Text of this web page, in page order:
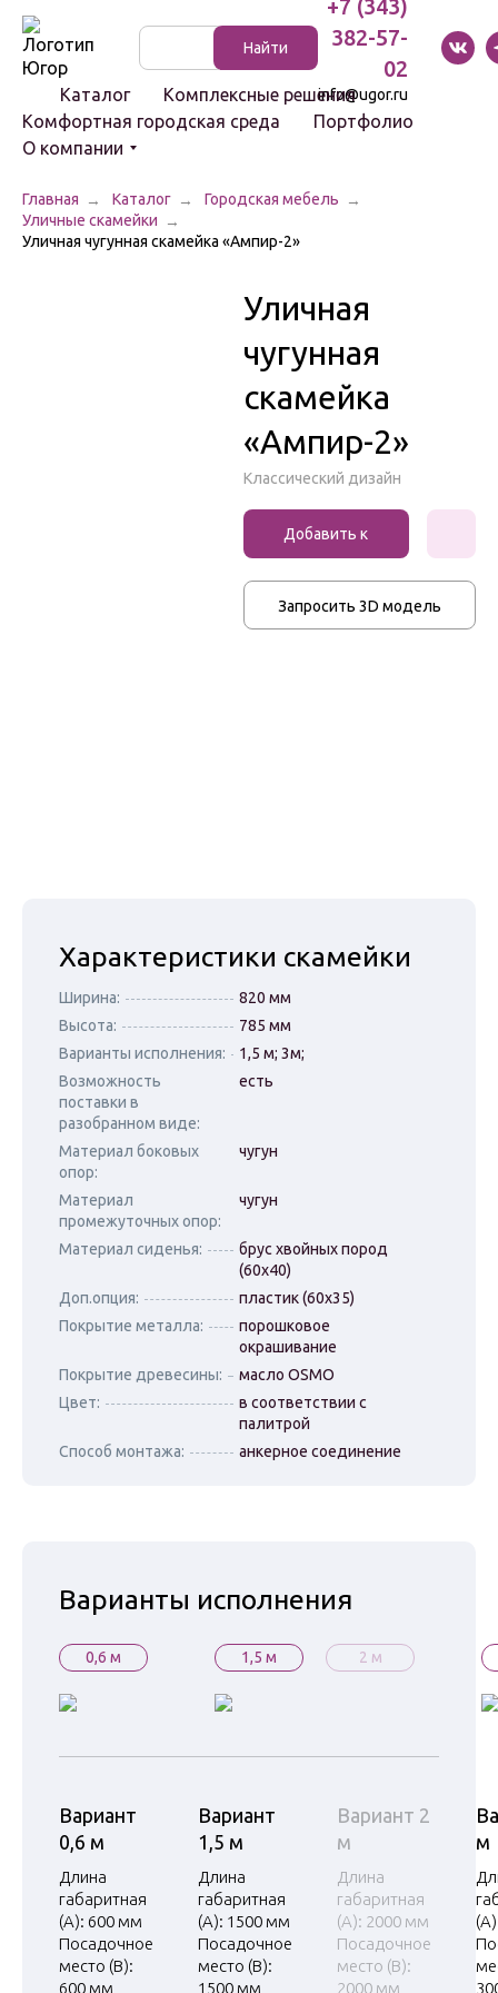
Найти
+7 (343)
382-57-
02
info@ugor.ru
Каталог
Световые
Комплексные решения
Комфортная городская среда
Портфолио
О компании
Указатели
и стенды
Главная Каталог
Городская мебель
Уличные скамейки
Уличная чугунная скамейка «Ампир-2»
Уличная
чугунная
скамейка
«Ампир-2»
Классический дизайн
Добавить к
заказу
Запросить 3D модель
Характеристики скамейки
Ширина:
820 мм
Высота:
785 мм
Варианты исполнения:
1,5 м; 3м;
Возможность
поставки в
разобранном виде:
есть
Материал боковых
опор:
чугун
Материал
промежуточных опор:
чугун
Материал сиденья:
брус хвойных пород
(60х40)
Доп.опция:
пластик (60х35)
Покрытие металла:
порошковое
окрашивание
Покрытие древесины:
масло OSMO
Цвет:
в соответствии с
палитрой
Способ монтажа:
анкерное соединение
Варианты исполнения
0,6 м 1,5 м 2 м
Вариант
0,6 м
Длина
габаритная
(А): 600 мм
Посадочное
место (В):
600 мм
Вариант
1,5 м
Длина
габаритная
(А): 1500 мм
Посадочное
место (В):
1500 мм
Вариант 2
м
Длина
габаритная
(А): 2000 мм
Посадочное
место (В):
2000 мм
м